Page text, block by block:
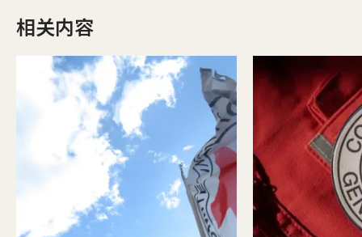
相关内容